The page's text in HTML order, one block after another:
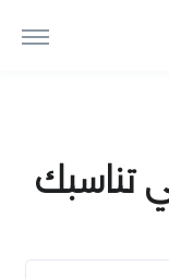
تناسبك